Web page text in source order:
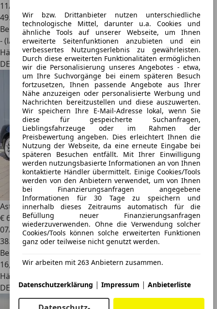
Wir bzw. Drittanbieter nutzen unterschiedliche
technologische Mittel, darunter u.a. Cookies und
ähnliche Tools auf unserer Webseite, um Ihnen
erweiterte Seitenfunktionen anzubieten und ein
verbessertes Nutzungserlebnis zu gewährleisten.
Durch diese erweiterten Funktionalitäten ermöglichen
wir die Personalisierung unseres Angebotes - etwa,
um Ihre Suchvorgänge bei einem späteren Besuch
fortzusetzen, Ihnen passende Angebote aus Ihrer
Nähe anzuzeigen oder personalisierte Werbung und
Nachrichten bereitzustellen und diese auszuwerten.
Wir speichern Ihre E-Mail-Adresse lokal, wenn Sie
diese für gespeicherte Suchanfragen,
Lieblingsfahrzeuge oder im Rahmen der
Preisbewertung angeben. Dies erleichtert Ihnen die
Nutzung der Webseite, da eine erneute Eingabe bei
späteren Besuchen entfällt. Mit Ihrer Einwilligung
werden nutzungsbasierte Informationen an von Ihnen
kontaktierte Händler übermittelt. Einige Cookies/Tools
werden von den Anbietern verwendet, um von Ihnen
bei Finanzierungsanfragen angegebene
Informationen für 30 Tage zu speichern und
innerhalb dieses Zeitraums automatisch für die
Befüllung neuer Finanzierungsanfragen
wiederzuverwenden. Ohne die Verwendung solcher
Cookies/Tools können solche erweiterten Funktionen
ganz oder teilweise nicht genutzt werden.
Wir arbeiten mit 263 Anbietern zusammen.
Datenschutzerklärung | Impressum | Anbieterliste
11/2007
49.500 km
Benzin
- (l/100 km)
Händler
DE 24649
Aston Martin DB9DB9 Volante Touchtronic
€ 63.500
07/2008
38.332 km
Benzin
16,5 l/100 km (komb.)
Händler
DE 66333